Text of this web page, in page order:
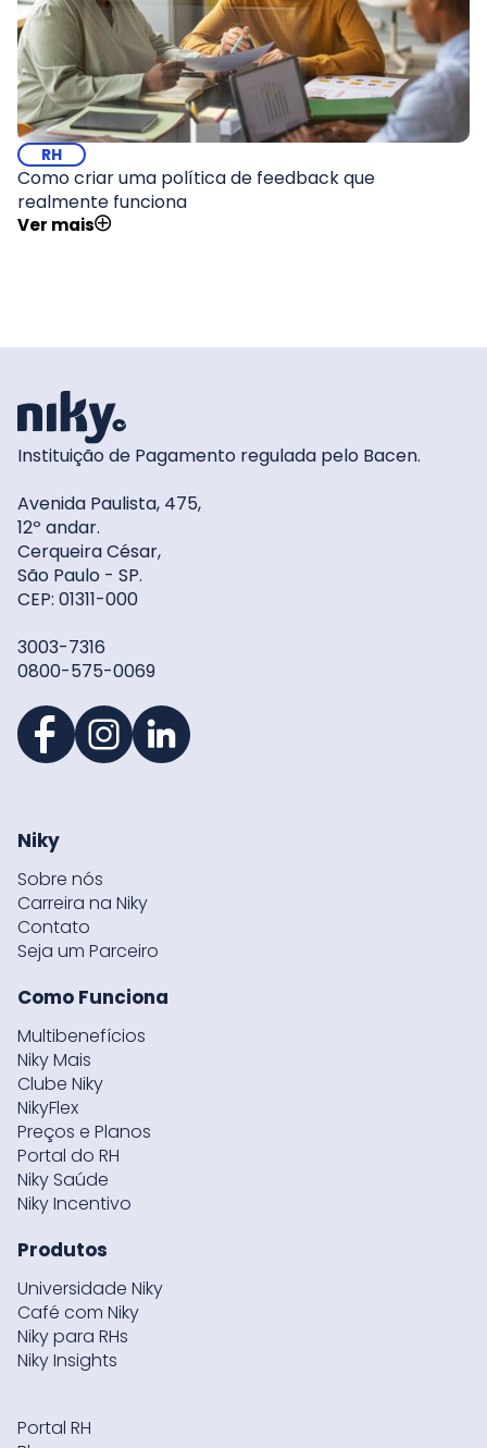
RH
Como criar uma política de feedback que
realmente funciona
Ver mais
Instituição de Pagamento regulada pelo Bacen.
Avenida Paulista, 475,
12º andar.
Cerqueira César,
São Paulo - SP.
CEP: 01311-000
3003-7316
0800-575-0069
Niky
Sobre nós
Carreira na Niky
Contato
Seja um Parceiro
Como Funciona
Multibenefícios
Niky Mais
Clube Niky
NikyFlex
Preços e Planos
Portal do RH
Niky Saúde
Niky Incentivo
Produtos
Universidade Niky
Café com Niky
Niky para RHs
Niky Insights
Portal RH